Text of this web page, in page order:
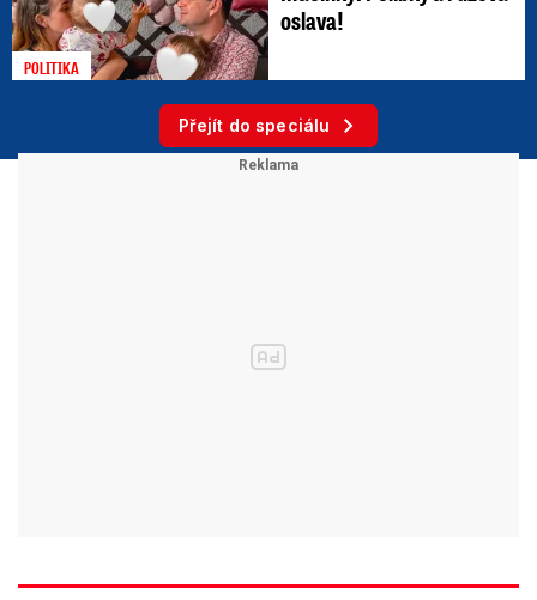
nového sněhu,…
A jaká je vyhlídka na víkend? Tam ještě
POLITIKA
oslava!
Přejít do speciálu